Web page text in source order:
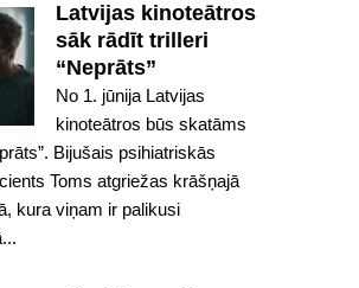
Latvijas kinoteātros
sāk rādīt trilleri
“Neprāts”
No 1. jūnija Latvijas
kinoteātros būs skatāms
Bijušais psihiatriskās
Toms atgriežas krāšņajā
kura viņam ir palikusi